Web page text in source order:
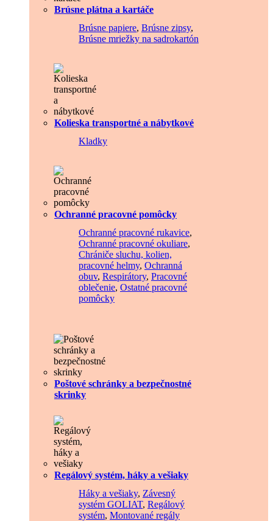
Brúsne plátna a kartáče
Brúsne papiere, Brúsne zipsy,
Brúsne mriežky na sadrokartón
Kolieska transportné a nábytkové
Kladky
Ochranné pracovné pomôcky
Ochranné pracovné rukavice,
Ochranné pracovné okuliare,
Chrániče sluchu, kolien,
pracovné helmy, Ochranná
obuv, Respirátory, Pracovné
oblečenie, Ostatné pracovné
pomôcky
Poštové schránky a bezpečnostné
skrinky
Regálový systém, háky a vešiaky
Háky a vešiaky, Závesný
systém GOLIAT, Regálový
systém, Montované regály